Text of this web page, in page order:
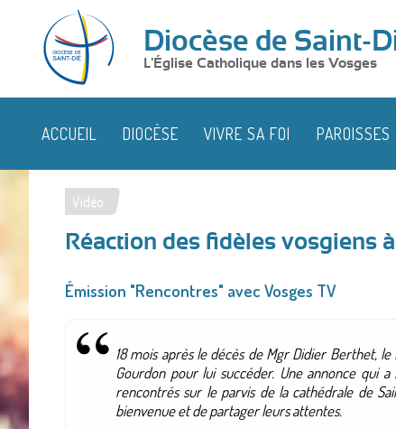
Diocèse de Saint-
L'Église Catholique dans les Vosges
ACCUEIL DIOCÈSE VIVRE SA FOI PAROISSES
Vous
êtes
ici
Vidéo
Réaction des fidèles vosgiens
Émission "Rencontres" avec Vosges TV
18 mois après le décès de Mgr Didier Berthet,
Gourdon pour lui succéder. Une annonce qui
rencontrés sur le parvis de la cathédrale de
bienvenue et de partager leurs attentes.